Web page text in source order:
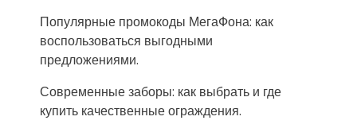
Популярные промокоды МегаФона: как
воспользоваться выгодными
предложениями.
Современные заборы: как выбрать и где
купить качественные ограждения.